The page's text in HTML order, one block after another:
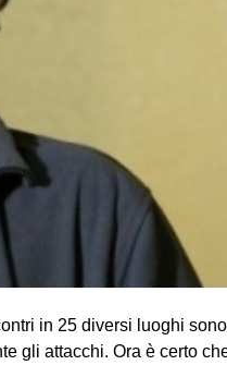
in 25 diversi luoghi
gli attacchi. Ora è certo